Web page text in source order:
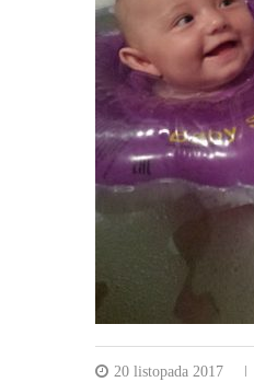
20 listopada 2017